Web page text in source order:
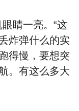
睛一亮。“这
炸弹什么的实
得慢，要想突
。有这么多大